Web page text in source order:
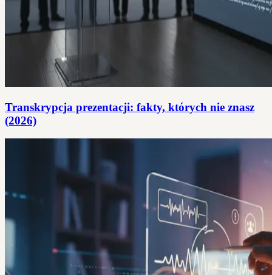
Transkrypcja prezentacji: fakty, których nie znasz
(2026)